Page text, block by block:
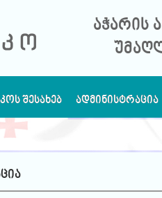
აჭარის
ᲨᲔᲡᲐᲮᲔᲑ ᲐᲓᲛᲘᲜᲘᲡᲢᲠᲐᲪᲘᲐ